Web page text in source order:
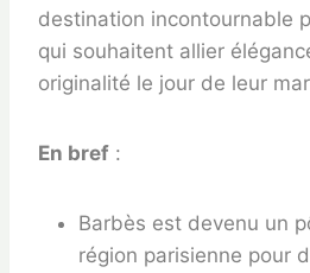
destination incontournable
qui souhaitent allier
originalité le jour de leur
En bref :
Barbès est devenu un
région parisienne pour